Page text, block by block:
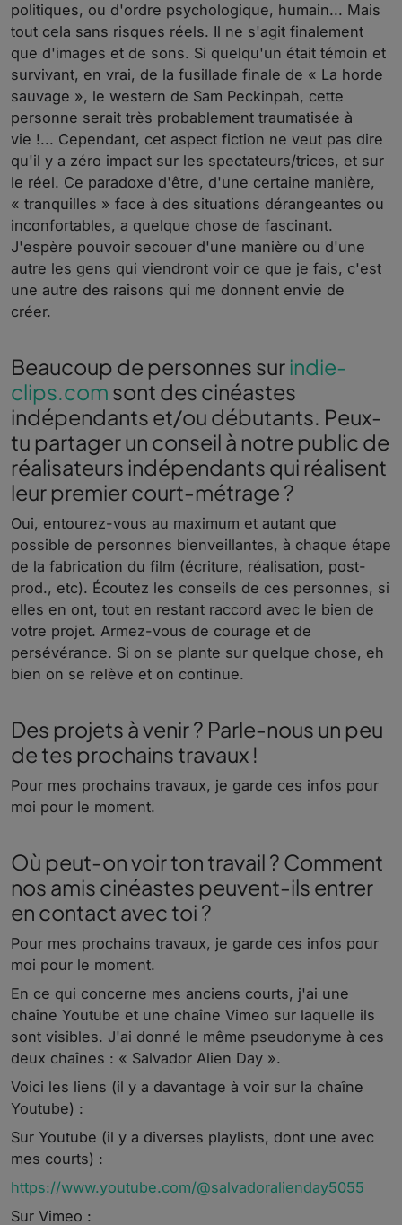
politiques, ou d'ordre psychologique, humain... Mais
tout cela sans risques réels. Il ne s'agit finalement
que d'images et de sons. Si quelqu'un était témoin et
survivant, en vrai, de la fusillade finale de « La horde
sauvage », le western de Sam Peckinpah, cette
personne serait très probablement traumatisée à
vie !... Cependant, cet aspect fiction ne veut pas dire
qu'il y a zéro impact sur les spectateurs/trices, et sur
le réel. Ce paradoxe d'être, d'une certaine manière,
« tranquilles » face à des situations dérangeantes ou
inconfortables, a quelque chose de fascinant.
J'espère pouvoir secouer d'une manière ou d'une
autre les gens qui viendront voir ce que je fais, c'est
une autre des raisons qui me donnent envie de
créer.
Beaucoup de personnes sur indie-
clips.com sont des cinéastes
indépendants et/ou débutants. Peux-
tu partager un conseil à notre public de
réalisateurs indépendants qui réalisent
leur premier court-métrage ?
Oui, entourez-vous au maximum et autant que
possible de personnes bienveillantes, à chaque étape
de la fabrication du film (écriture, réalisation, post-
prod., etc). Écoutez les conseils de ces personnes, si
elles en ont, tout en restant raccord avec le bien de
votre projet. Armez-vous de courage et de
persévérance. Si on se plante sur quelque chose, eh
bien on se relève et on continue.
Des projets à venir ? Parle-nous un peu
de tes prochains travaux !
Pour mes prochains travaux, je garde ces infos pour
moi pour le moment.
Où peut-on voir ton travail ? Comment
nos amis cinéastes peuvent-ils entrer
en contact avec toi ?
Pour mes prochains travaux, je garde ces infos pour
moi pour le moment.
En ce qui concerne mes anciens courts, j'ai une
chaîne Youtube et une chaîne Vimeo sur laquelle ils
sont visibles. J'ai donné le même pseudonyme à ces
deux chaînes : « Salvador Alien Day ».
Voici les liens (il y a davantage à voir sur la chaîne
Youtube) :
Sur Youtube (il y a diverses playlists, dont une avec
mes courts) :
https://www.youtube.com/@salvadoralienday5055
Sur Vimeo :